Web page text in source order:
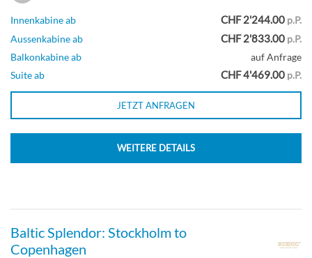
Innenkabine ab CHF 2'244.00 p.P.
Aussenkabine ab
CHF 2'833.00 p.P.
Balkonkabine ab
auf Anfrage
Suite ab
CHF 4'469.00 p.P.
JETZT ANFRAGEN
WEITERE DETAILS
Baltic Splendor: Stockholm to
Copenhagen